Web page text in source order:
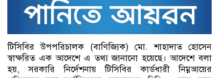
টিসিবির উপপরিচালক (বাণিজ্যিক) মো. শাহাদাত হোসেন
স্বাক্ষরিত এক আদেশে এ তথ্য জানানো হয়েছে। আদেশে বলা
হয়, সরকারি নির্দেশনায় টিসিবির কার্ডধারী নিম্নআয়ের